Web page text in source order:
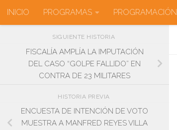
Saltar al contenido
INICIO PROGRAMAS PROGRAMACIÓN
SIGUIENTE HISTORIA
FISCALÍA AMPLÍA LA IMPUTACIÓN
DEL CASO “GOLPE FALLIDO” EN
CONTRA DE 23 MILITARES
HISTORIA PREVIA
ENCUESTA DE INTENCIÓN DE VOTO
MUESTRA A MANFRED REYES VILLA